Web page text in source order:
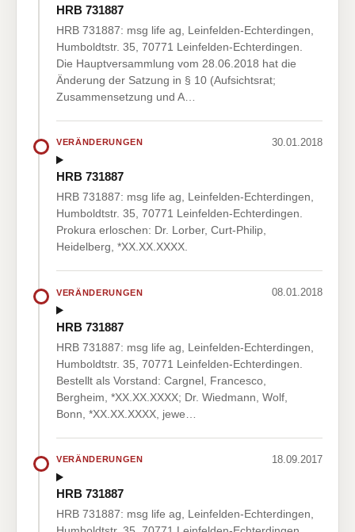
HRB 731887
HRB 731887: msg life ag, Leinfelden-Echterdingen,
Humboldtstr. 35, 70771 Leinfelden-Echterdingen.
Die Hauptversammlung vom 28.06.2018 hat die
Änderung der Satzung in § 10 (Aufsichtsrat;
Zusammensetzung und A…
VERÄNDERUNGEN 30.01.2018
HRB 731887
HRB 731887: msg life ag, Leinfelden-Echterdingen,
Humboldtstr. 35, 70771 Leinfelden-Echterdingen.
Prokura erloschen: Dr. Lorber, Curt-Philip,
Heidelberg, *XX.XX.XXXX.
VERÄNDERUNGEN 08.01.2018
HRB 731887
HRB 731887: msg life ag, Leinfelden-Echterdingen,
Humboldtstr. 35, 70771 Leinfelden-Echterdingen.
Bestellt als Vorstand: Cargnel, Francesco,
Bergheim, *XX.XX.XXXX; Dr. Wiedmann, Wolf,
Bonn, *XX.XX.XXXX, jewe…
VERÄNDERUNGEN 18.09.2017
HRB 731887
HRB 731887: msg life ag, Leinfelden-Echterdingen,